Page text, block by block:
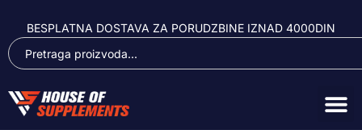
BESPLATNA DOSTAVA ZA PORUDZBINE IZNAD 4000DIN